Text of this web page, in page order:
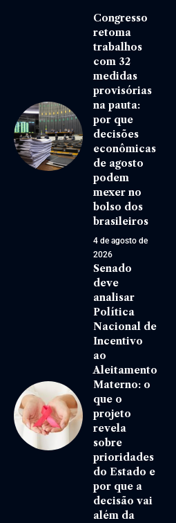
Congresso
retoma
trabalhos
com 32
medidas
provisórias
na pauta:
por que
decisões
econômicas
de agosto
podem
mexer no
bolso dos
brasileiros
4 de agosto de
2026
Senado
deve
analisar
Política
Nacional de
Incentivo
ao
Aleitamento
Materno: o
que o
projeto
revela
sobre
prioridades
do Estado e
por que a
decisão vai
além da